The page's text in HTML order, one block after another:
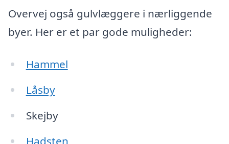
Overvej også gulvlæggere i nærliggende
byer. Her er et par gode muligheder:
Hammel
Låsby
Skejby
Hadsten